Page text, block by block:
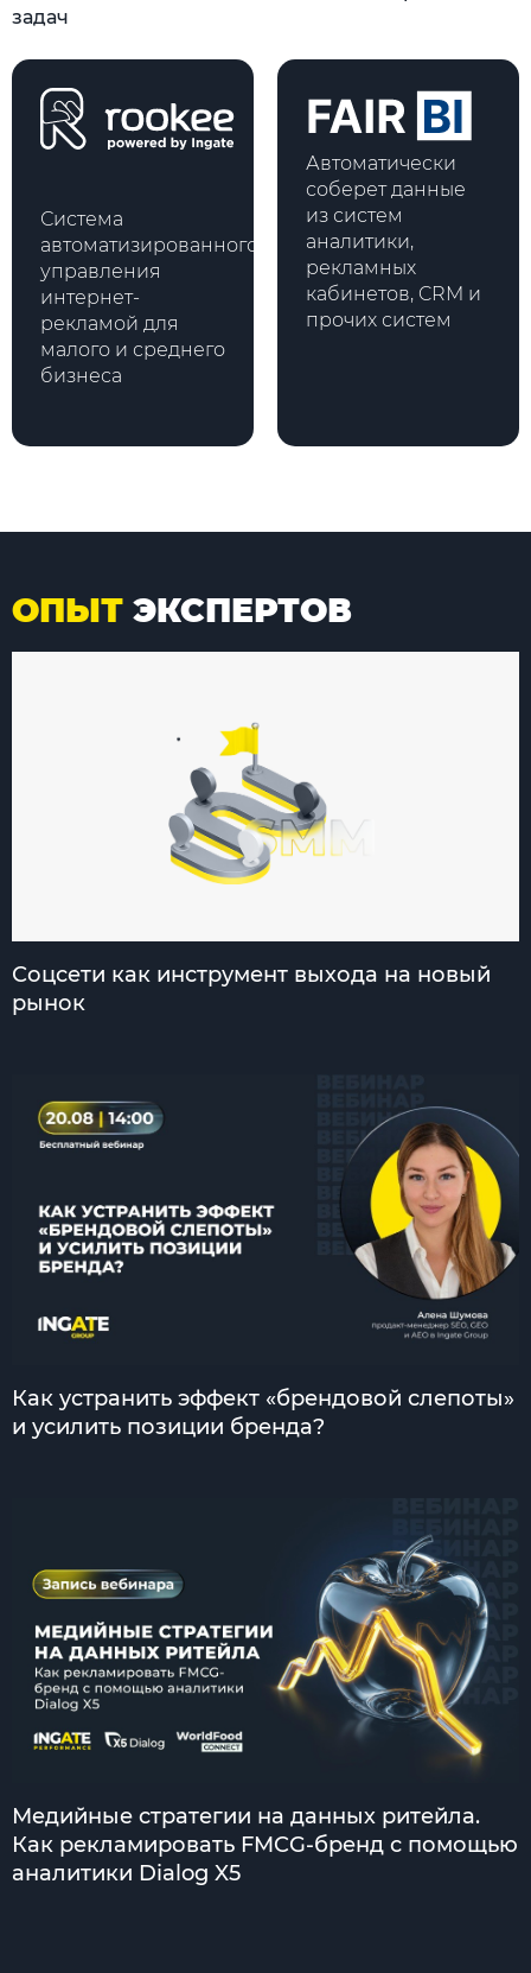
задач
Система
автоматизированного
управления
интернет-
рекламой для
малого и среднего
бизнеса
Автоматически
соберет данные
из систем
аналитики,
рекламных
кабинетов, CRM и
прочих систем
ОПЫТ ЭКСПЕРТОВ
Соцсети как инструмент выхода на новый
рынок
Как устранить эффект «брендовой слепоты»
и усилить позиции бренда?
Медийные стратегии на данных ритейла.
Как рекламировать FMCG-бренд с помощью
аналитики Dialog X5